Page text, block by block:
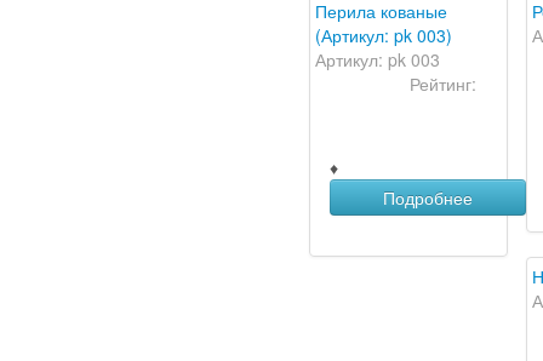
Перила кованые
(Артикул: pk 003)
Артикул: pk 003
Рейтинг:
♦
Подробнее